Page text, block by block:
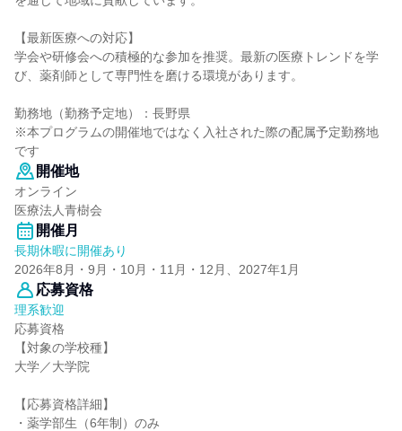
【最新医療への対応】
学会や研修会への積極的な参加を推奨。最新の医療トレンドを学
び、薬剤師として専門性を磨ける環境があります。
勤務地（勤務予定地）：長野県
※本プログラムの開催地ではなく入社された際の配属予定勤務地
です
開催地
オンライン
医療法人青樹会
開催月
長期休暇に開催あり
2026年8月・9月・10月・11月・12月、2027年1月
応募資格
理系歓迎
応募資格
【対象の学校種】
大学／大学院
【応募資格詳細】
・薬学部生（6年制）のみ